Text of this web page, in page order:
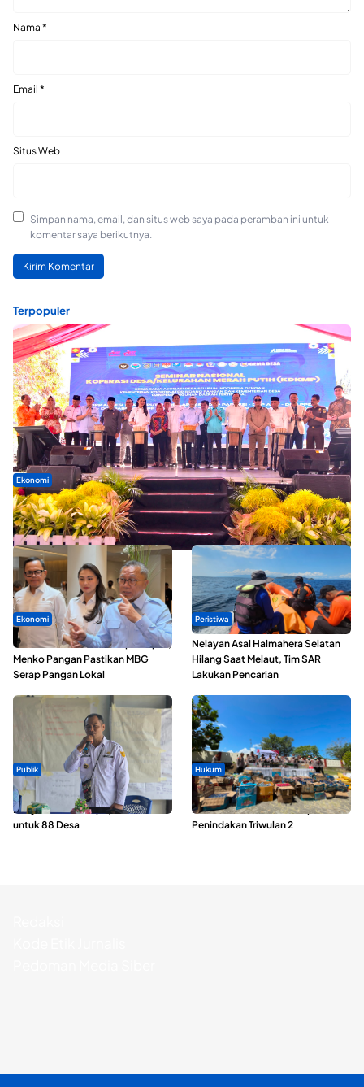
Nama *
Email *
Situs Web
Simpan nama, email, dan situs web saya pada peramban ini untuk
komentar saya berikutnya.
Terpopuler
Ekonomi
Seminar di Ternate, Mendes Perkuat Sinergi Percepatan
Kopdes Merah Putih
Ekonomi
SPPG di Maluku Utara Dipercepat,
Menko Pangan Pastikan MBG
Serap Pangan Lokal
Peristiwa
Nelayan Asal Halmahera Selatan
Hilang Saat Melaut, Tim SAR
Lakukan Pencarian
Publik
ABDESI Morotai Apresiasi
Penyaluran ADD Rp3,13 Miliar
untuk 88 Desa
Hukum
Polda Maluku Utara Musnahkan
Ribuan Liter Miras Hasil Operasi
Penindakan Triwulan 2